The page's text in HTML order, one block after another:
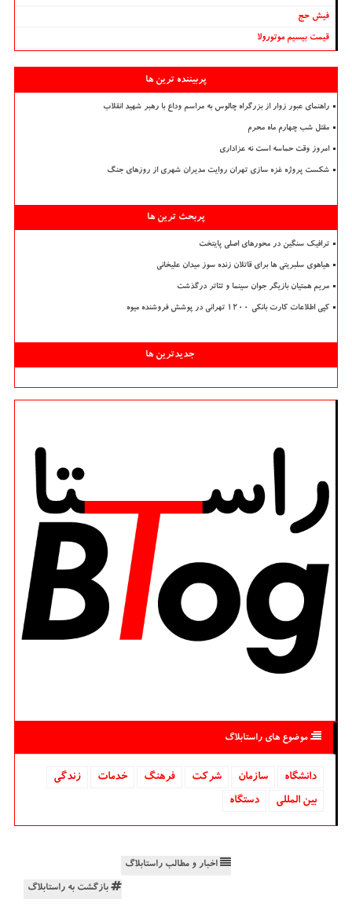
فیش حج
قیمت بیسیم موتورولا
پربیننده ترین ها
راهنمای عبور زوار از بزرگراه چالوس به مراسم وداع با رهبر شهید انقلاب
مقتل شب چهارم ماه محرم
امروز وقت حماسه است نه عزاداری
شکست پروژه غزه سازی تهران روایت مدیران شهری از روزهای جنگ
پربحث ترین ها
ترافیک سنگین در محورهای اصلی پایتخت
هیاهوی سلبریتی ها برای قاتلان زنده سوز میدان علیخانی
مریم همتیان بازیگر جوان سینما و تئاتر درگذشت
کپی اطلاعات کارت بانکی ۱۲۰۰ تهرانی در پوشش فروشنده میوه
جدیدترین ها
موضوع های راستابلاگ
دانشگاه‌ سازمان شركت فرهنگ خدمات
زندگی
بین المللی
دستگاه
اخبار و مطالب راستابلاگ
بازگشت به راستابلاگ